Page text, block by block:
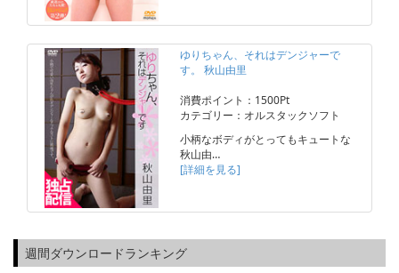
ゆりちゃん、それはデンジャーで
す。 秋山由里
消費ポイント：1500Pt
カテゴリー：オルスタックソフト
小柄なボディがとってもキュートな
秋山由…
[詳細を見る]
週間ダウンロードランキング